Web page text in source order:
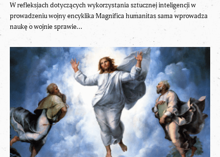
W refleksjach dotyczących wykorzystania sztucznej inteligencji w
prowadzeniu wojny encyklika Magnifica humanitas sama wprowadza
naukę o wojnie sprawie...